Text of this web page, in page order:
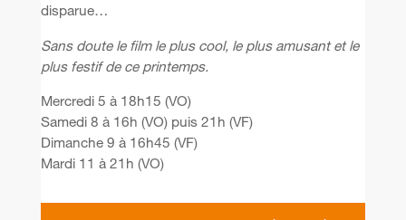
disparue…
Sans doute le film le plus cool, le plus amusant et le
plus festif de ce printemps.
Mercredi 5 à 18h15 (VO)
Samedi 8 à 16h (VO) puis 21h (VF)
Dimanche 9 à 16h45 (VF)
Mardi 11 à 21h (VO)